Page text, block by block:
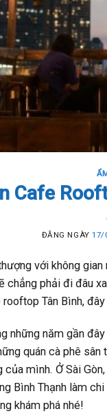
Cafe
ĐĂNG NGÀY17/
với không
chẳng phải đi đâu
Tân Bình,
những năm gần
quán cà phê
mình. Ở Sài
Bình Thạnh làm
khám phá nhé!